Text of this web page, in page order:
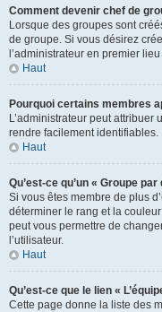
Comment devenir chef de
Lorsque des groupes sont
de groupe. Si vous désirez
l’administrateur en premier
Haut
Pourquoi certains membres
L’administrateur peut attribuer
rendre facilement identifiables.
Haut
Qu’est-ce qu’un « Groupe par
Si vous êtes membre de plus
déterminer le rang et la
peut vous permettre de
l’utilisateur.
Haut
Qu’est-ce que le lien «
Cette page donne la liste des